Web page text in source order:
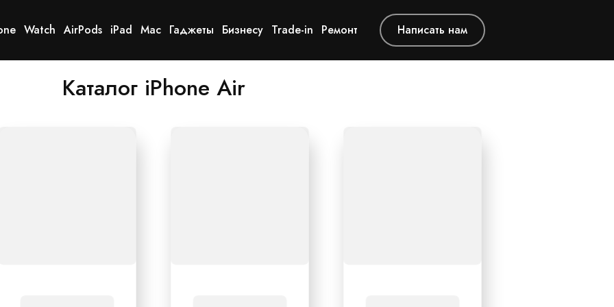
Watch AirPods iPad Mac Гаджеты Бизнесу Trade-in Ремонт Написать нам
Каталог iPhone Air